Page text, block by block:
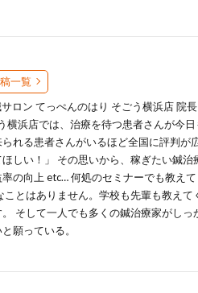
一覧
ロン てっぺんのはり そごう横浜店 院
横浜店では、治療を待つ患者さんが今
れる患者さんがいるほど全国に評判が
しい！」 その思いから、稼ぎたい鍼
の向上 etc… 何処のセミナーでも教え
とはありません。学校も先輩も教え
そして一人でも多くの鍼治療家がし
願っている。